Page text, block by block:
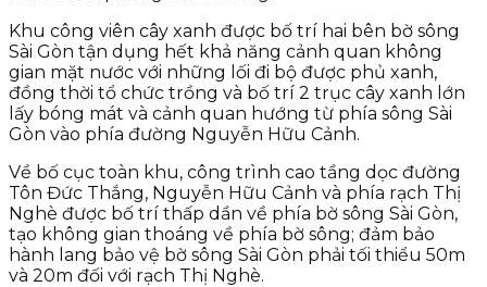
Khu công viên cây xanh được bố trí hai bên bờ sông
Sài Gòn tận dụng hết khả năng cảnh quan không
gian mặt nước với những lối đi bộ được phủ xanh,
đồng thời tổ chức trồng và bố trí 2 trục cây xanh lớn
lấy bóng mát và cảnh quan hướng từ phía sông Sài
Gòn vào phía đường Nguyễn Hữu Cảnh.
Về bố cục toàn khu, công trình cao tầng dọc đường
Tôn Đức Thắng, Nguyễn Hữu Cảnh và phía rạch Thị
Nghè được bố trí thấp dần về phía bờ sông Sài Gòn,
tạo không gian thoáng về phía bờ sông; đảm bảo
hành lang bảo vệ bờ sông Sài Gòn phải tối thiểu 50m
và 20m đối với rạch Thị Nghè.